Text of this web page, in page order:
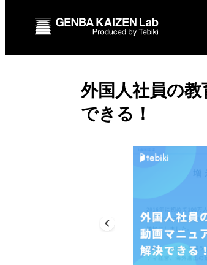
外国人社員の
できる！